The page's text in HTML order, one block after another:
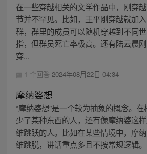
在一些穿越相关的文学作品中，刚穿
节并不罕见。比如，王平刚穿越就加
群，群里的成员可以随机穿越到不同
指，但群员死亡率极高。还有陆云晨
穿...
1 个回答 2024年08月22日 04:34
摩纳婆想
“摩纳婆想”是一个较为抽象的概念。
少了某种东西的人，还有像摩纳婆这
维跳跃的人。比如在某些情境中，摩
维跳脱，讲话重点多且不按常规逻辑